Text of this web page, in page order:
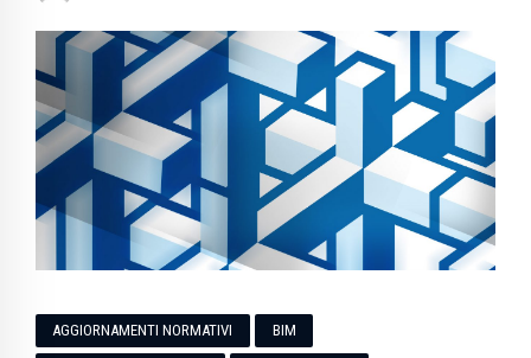
AGGIORNAMENTI NORMATIVI BIM